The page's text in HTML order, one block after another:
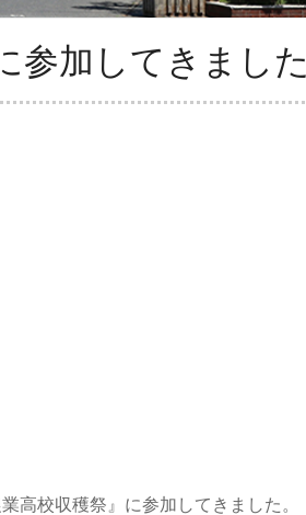
参加してきました
高校収穫祭』に参加してきました。